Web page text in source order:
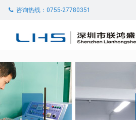
咨询热线：0755-27780351